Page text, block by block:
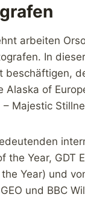
arbeiten
In
beschäftigen,
Alaska of
Majestic
the Year, GDT
Year) und
und BBC